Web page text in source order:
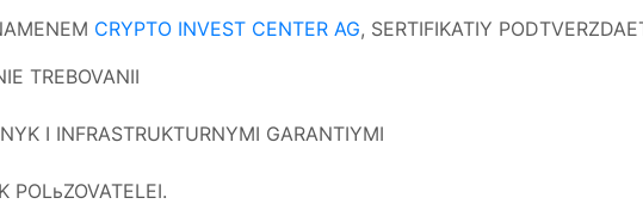
CRYPTO INVEST CENTER AG, SERTIFIKATIY
TREBOVANII
I INFRASTRUKTURNYMI GARANTIYMI
POLьZOVATELEI.